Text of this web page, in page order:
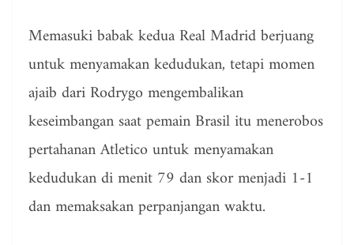
Memasuki babak kedua Real Madrid berjuang
untuk menyamakan kedudukan, tetapi momen
ajaib dari Rodrygo mengembalikan
keseimbangan saat pemain Brasil itu menerobos
pertahanan Atletico untuk menyamakan
kedudukan di menit 79 dan skor menjadi 1-1
dan memaksakan perpanjangan waktu.